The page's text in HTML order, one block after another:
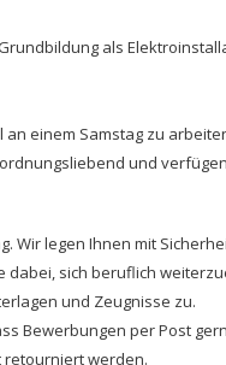
als
an einem Samstag zu
und
Wir legen Ihnen mit
dabei, sich beruflich
und Zeugnisse zu.
Bewerbungen per Post
werden.